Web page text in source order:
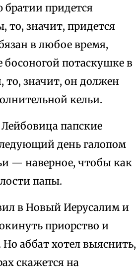
братии придется
значит, придется
в любое время,
босоногой потаскушке в
значит, он должен
кельи.
папские
день галопом
— наверное, чтобы как
папы.
в Новый Иерусалим и
приорство и
аббат хотел выяснить,
скажется на